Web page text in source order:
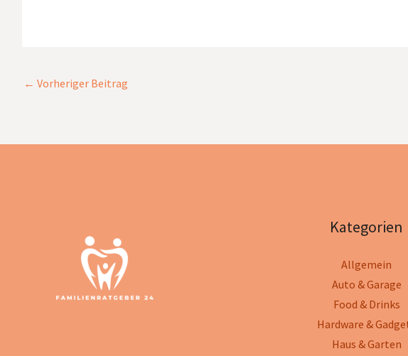
← Vorheriger Beitrag
Kategorien
Allgemein
Auto & Garage
Food & Drinks
Hardware &
Haus & Garten